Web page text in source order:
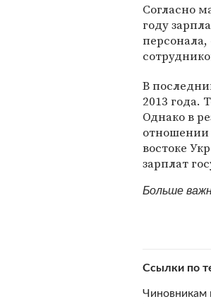
Согласно
году
персонала,
В
2013 года.
Однако в
востоке
зарплат
Больше
Ссылки по
Чиновникам